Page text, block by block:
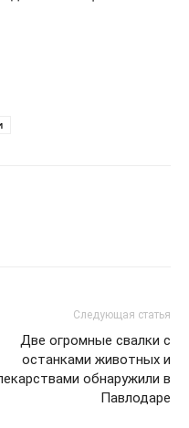
Следующая статья
Две огромные свалки с
останками животных и
обнаружили в
Павлодаре